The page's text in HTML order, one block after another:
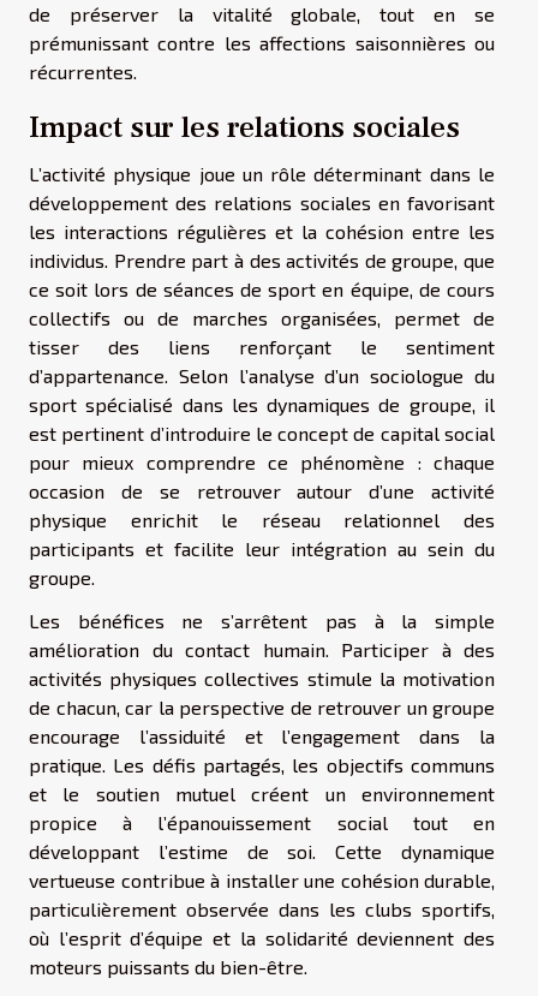
de préserver la vitalité globale, tout en se
prémunissant contre les affections saisonnières ou
récurrentes.
Impact sur les relations sociales
L’activité physique joue un rôle déterminant dans le
développement des relations sociales en favorisant
les interactions régulières et la cohésion entre les
individus. Prendre part à des activités de groupe, que
ce soit lors de séances de sport en équipe, de cours
collectifs ou de marches organisées, permet de
tisser des liens renforçant le sentiment
d’appartenance. Selon l’analyse d’un sociologue du
sport spécialisé dans les dynamiques de groupe, il
est pertinent d’introduire le concept de capital social
pour mieux comprendre ce phénomène : chaque
occasion de se retrouver autour d’une activité
physique enrichit le réseau relationnel des
participants et facilite leur intégration au sein du
groupe.
Les bénéfices ne s’arrêtent pas à la simple
amélioration du contact humain. Participer à des
activités physiques collectives stimule la motivation
de chacun, car la perspective de retrouver un groupe
encourage l’assiduité et l’engagement dans la
pratique. Les défis partagés, les objectifs communs
et le soutien mutuel créent un environnement
propice à l’épanouissement social tout en
développant l’estime de soi. Cette dynamique
vertueuse contribue à installer une cohésion durable,
particulièrement observée dans les clubs sportifs,
où l’esprit d’équipe et la solidarité deviennent des
moteurs puissants du bien-être.